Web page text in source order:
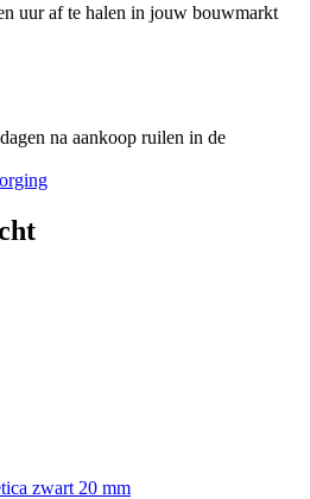
uur af te halen in jouw bouwmarkt
na aankoop ruilen in de
zwart 20 mm